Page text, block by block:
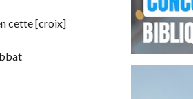
cette [croix]